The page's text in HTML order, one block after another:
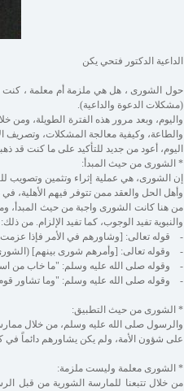
الداعية الدكتور فتحي يكن
حول الشورى ، هل هي ملزمة أم معلمة ،
(مشكلات الدعوة والداعية).
واليوم، وبعد مرور هذه الفترة الطويلة، ومن
والطاعة، وكيفية معالجة المشكلات، وتصريف
اليوم، أعود من جديد للتأكيد على ما كنت قد
* الشورى من حيث المبدأ:
إن الشورى، هي عملية إثراء وتثمين وتصويب
وأهل الحل والعقد ممن تتوفر فيهم الأهلية،
من هنا كانت الشورى واجبة من حيث المبدأ،
والنبوية تفيد الوجوب، كما تفيد الإلزام. من ذلك:
- قوله تعالى: [وشاورهم في الأمر فإذا عزمت
- وقوله تعالى: [وأمرهم شورى بينهم] (الشورى :
- وقوله صلى الله عليه وسلم: "ما خاب من
- وقوله صلى الله عليه وسلم: "وما تشاور
* الشورى من حيث التطبيق:
والرسول صلى الله عليه وسلم، من خلال
على شؤون الأمة، ولم يكن يشاورهم دائماً في
* الشورى معلمة وليست ملزمة:
من خلال تتبعنا للمارسة الشورية من قبل